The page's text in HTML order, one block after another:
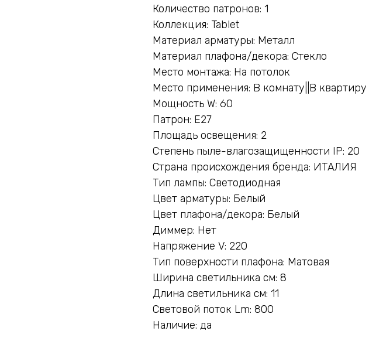
Количество патронов: 1
Коллекция: Tablet
Материал арматуры: Металл
Материал плафона/декора: Стекло
Место монтажа: На потолок
Место применения: В комнату||В квартиру
Мощность W: 60
Патрон: E27
Площадь освещения: 2
Степень пыле-влагозащищенности IP: 20
Страна происхождения бренда: ИТАЛИЯ
Тип лампы: Светодиодная
Цвет арматуры: Белый
Цвет плафона/декора: Белый
Диммер: Нет
Напряжение V: 220
Тип поверхности плафона: Матовая
Ширина светильника см: 8
Длина светильника см: 11
Световой поток Lm: 800
Наличие: да